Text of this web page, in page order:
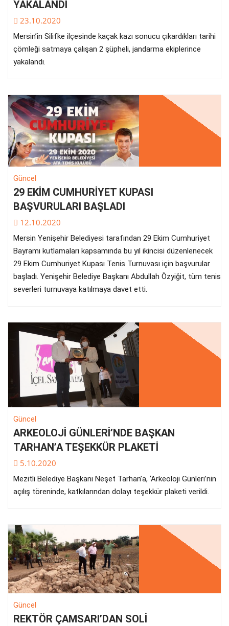
YAKALANDI
23.10.2020
Mersin’in Silifke ilçesinde kaçak kazı sonucu çıkardıkları tarihi
çömleği satmaya çalışan 2 şüpheli, jandarma ekiplerince
yakalandı.
Güncel
29 EKİM CUMHURİYET KUPASI
BAŞVURULARI BAŞLADI
12.10.2020
Mersin Yenişehir Belediyesi tarafından 29 Ekim Cumhuriyet
Bayramı kutlamaları kapsamında bu yıl ikincisi düzenlenecek
29 Ekim Cumhuriyet Kupası Tenis Turnuvası için başvurular
başladı. Yenişehir Belediye Başkanı Abdullah Özyiğit, tüm tenis
severleri turnuvaya katılmaya davet etti.
Güncel
ARKEOLOJİ GÜNLERİ’NDE BAŞKAN
TARHAN’A TEŞEKKÜR PLAKETİ
5.10.2020
Mezitli Belediye Başkanı Neşet Tarhan’a, ‘Arkeoloji Günleri’nin
açılış töreninde, katkılarından dolayı teşekkür plaketi verildi.
Güncel
REKTÖR ÇAMSARI’DAN SOLİ